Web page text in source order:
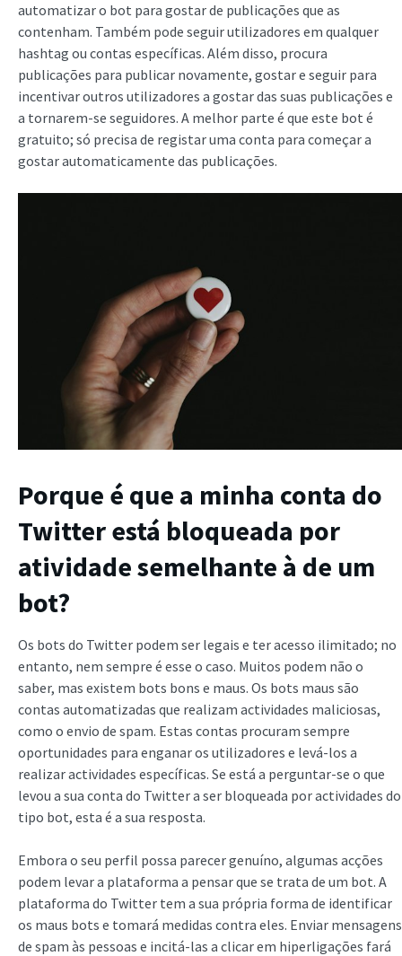
automatizar o bot para gostar de publicações que as
contenham. Também pode seguir utilizadores em qualquer
hashtag ou contas específicas. Além disso, procura
publicações para publicar novamente, gostar e seguir para
incentivar outros utilizadores a gostar das suas publicações e
a tornarem-se seguidores. A melhor parte é que este bot é
gratuito; só precisa de registar uma conta para começar a
gostar automaticamente das publicações.
Porque é que a minha conta do
Twitter está bloqueada por
atividade semelhante à de um
bot?
Os bots do Twitter podem ser legais e ter acesso ilimitado; no
entanto, nem sempre é esse o caso. Muitos podem não o
saber, mas existem bots bons e maus. Os bots maus são
contas automatizadas que realizam actividades maliciosas,
como o envio de spam. Estas contas procuram sempre
oportunidades para enganar os utilizadores e levá-los a
realizar actividades específicas. Se está a perguntar-se o que
levou a sua conta do Twitter a ser bloqueada por actividades do
tipo bot, esta é a sua resposta.
Embora o seu perfil possa parecer genuíno, algumas acções
podem levar a plataforma a pensar que se trata de um bot. A
plataforma do Twitter tem a sua própria forma de identificar
os maus bots e tomará medidas contra eles. Enviar mensagens
de spam às pessoas e incitá-las a clicar em hiperligações fará